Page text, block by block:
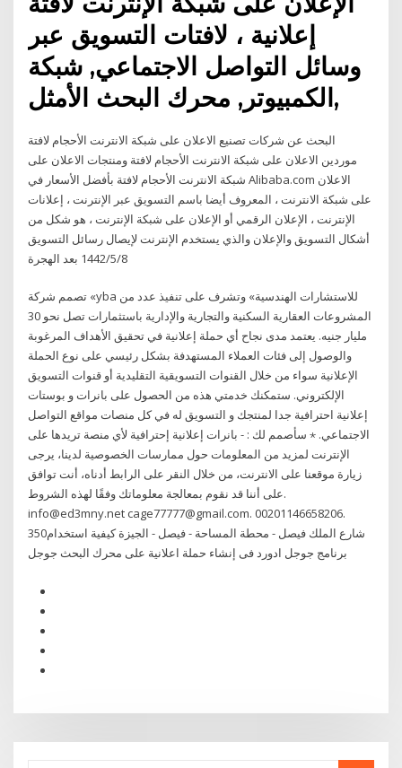
إعلانية ، لافتات التسويق عبر
وسائل التواصل الاجتماعي, شبكة
الكمبيوتر, محرك البحث الأمثل,
البحث عن شركات تصنيع الاعلان على شبكة الانترنت الأحجام لافتة
موردين الاعلان على شبكة الانترنت الأحجام لافتة ومنتجات الاعلان على
شبكة الانترنت الأحجام لافتة بأفضل الأسعار في Alibaba.com الاعلان
على شبكة الانترنت ، المعروف أيضا باسم التسويق عبر الإنترنت ، إعلانات
الإنترنت ، الإعلان الرقمي أو الإعلان على شبكة الإنترنت ، هو شكل من
أشكال التسويق والإعلان والذي يستخدم الإنترنت لإيصال رسائل التسويق
8‏‏/5‏‏/1442 بعد الهجرة
تصمم شركة «yba للاستشارات الهندسية» وتشرف على تنفيذ عدد من
المشروعات العقارية السكنية والتجارية والإدارية باستثمارات تصل نحو 30
مليار جنيه. يعتمد مدى نجاح أي حملة إعلانية في تحقيق الأهداف المرغوبة
والوصول إلى فئات العملاء المستهدفة بشكل رئيسي على نوع الحملة
الإعلانية سواء من خلال القنوات التسويقية التقليدية أو قنوات التسويق
الإلكتروني. ستمكنك خدمتي هذه من الحصول على بانرات و بوستات
إعلانية احترافية جدا لمنتجك و التسويق له في كل منصات مواقع التواصل
الاجتماعي. ⋆ سأصمم لك : - بانرات إعلانية إحترافية لأي منصة تريدها على
الإنترنت لمزيد من المعلومات حول ممارسات الخصوصية لدينا، يرجى
زيارة موقعنا على الانترنت، من خلال النقر على الرابط أدناه، أنت توافق
على أننا قد نقوم بمعالجة معلوماتك وفقًا لهذه الشروط.
info@ed3mny.net cage77777@gmail.com. 00201146658206.
350شارع الملك فيصل - محطة المساحة - فيصل - الجيزة كيفية استخدام
برنامج جوجل ادورد فى إنشاء حملة اعلانية على محرك البحث جوجل